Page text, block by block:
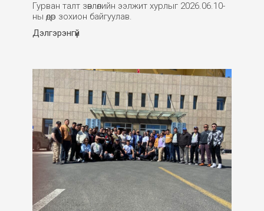
Гурван талт зөвлөлийн ээлжит хурлыг 2026.06.10-
ны өдөр зохион байгуулав.
Дэлгэрэнгүй